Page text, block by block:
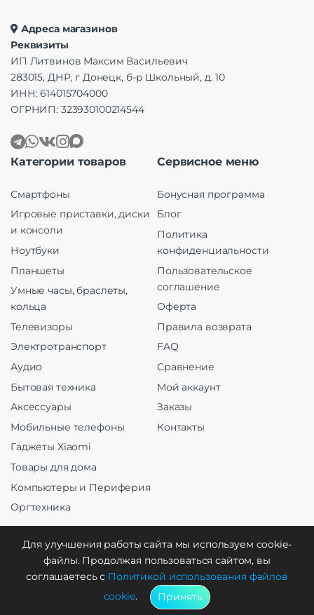
Адреса магазинов
Реквизиты
ИП Литвинов Максим Васильевич
283015, ДНР, г Донецк, б-р Школьный, д. 10
ИНН: 614015704000
ОГРНИП: 323930100214544
Категории товаров
Смартфоны
Игровые приставки, диски
и консоли
Ноутбуки
Планшеты
Умные часы, браслеты,
кольца
Телевизоры
Электротранспорт
Аудио
Бытовая техника
Аксессуары
Мобильные телефоны
Гаджеты Xiaomi
Товары для дома
Компьютеры и Периферия
Оргтехника
Сервисное меню
Бонусная программа
Блог
Политика
конфиденциальности
Пользовательское
соглашение
Оферта
Правила возврата
FAQ
Сравнение
Мой аккаунт
Заказы
Контакты
Создание и продвижение
Для улучшения работы сайта мы используем cookie-
файлы. Продолжая пользоваться сайтом, вы
соглашаетесь с Политикой использования файлов
cookie. Принять